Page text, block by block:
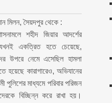
মিলন, সৈয়দপুর থেকে :
শহীদ জিয়ার আদর্শের
যখনই একত্রিত হতে চেয়েছে,
উপরে নেমে এসেছিল হামলা
হয়েছে কারাগারেও, অভিযানের
পুলিশের মাধ্যমে পরিবার পরিজন
বিচ্ছিন্ন করে রাখা হয়।